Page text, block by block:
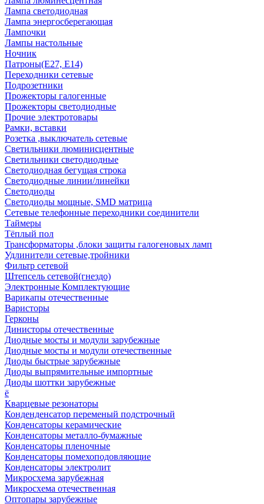
Лампа светодиодная
Лампа энергосберегающая
Лампочки
Лампы настольные
Ночник
Патроны(Е27, Е14)
Переходники сетевые
Подрозетники
Прожекторы галогенные
Прожекторы светодиодные
Прочие электротовары
Рамки, вставки
Розетка ,выключатель сетевые
Светильники люминисцентные
Светильники светодиодные
Светодиодная бегущая строка
Светодиодные линии/линейки
Светодиоды
Светодиоды мощные, SMD матрица
Сетевые телефонные переходники соединители
Таймеры
Тёплый пол
Трансформаторы ,блоки защиты галогеновых ламп
Удлинители сетевые,тройники
Фильтр сетевой
Штепсель сетевой(гнездо)
Электронные Комплектующие
Варикапы отечественные
Варисторы
Герконы
Динисторы отечественные
Диодные мосты и модули зарубежные
Диодные мосты и модули отечественные
Диоды быстрые зарубежные
Диоды выпрямительные импортные
Диоды шоттки зарубежные
ё
Кварцевые резонаторы
Конденденсатор переменый подстрочный
Конденсаторы керамические
Конденсаторы металло-бумажные
Конденсаторы пленочные
Конденсаторы помехоподовляющие
Конденсаторы электролит
Микросхема зарубежная
Микросхема отечественная
Оптопары зарубежные